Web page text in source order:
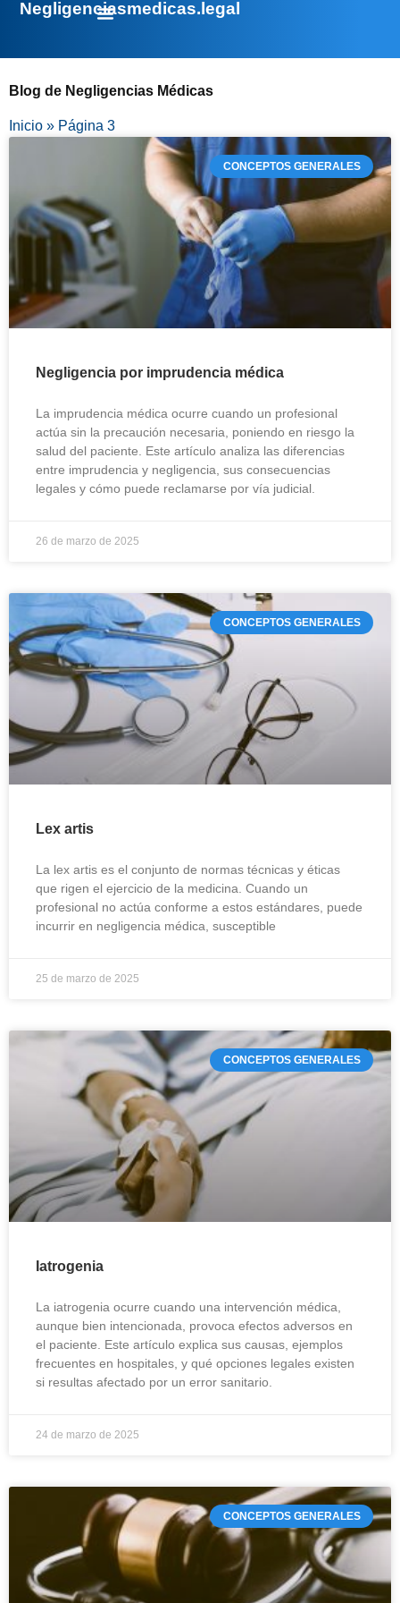
Negligenciasmedicas.legal
Blog de Negligencias Médicas
Inicio » Página 3
CONCEPTOS GENERALES
Negligencia por imprudencia médica
La imprudencia médica ocurre cuando un profesional
actúa sin la precaución necesaria, poniendo en riesgo la
salud del paciente. Este artículo analiza las diferencias
entre imprudencia y negligencia, sus consecuencias
legales y cómo puede reclamarse por vía judicial.
26 de marzo de 2025
CONCEPTOS GENERALES
Lex artis
La lex artis es el conjunto de normas técnicas y éticas
que rigen el ejercicio de la medicina. Cuando un
profesional no actúa conforme a estos estándares, puede
incurrir en negligencia médica, susceptible
25 de marzo de 2025
CONCEPTOS GENERALES
Iatrogenia
La iatrogenia ocurre cuando una intervención médica,
aunque bien intencionada, provoca efectos adversos en
el paciente. Este artículo explica sus causas, ejemplos
frecuentes en hospitales, y qué opciones legales existen
si resultas afectado por un error sanitario.
24 de marzo de 2025
CONCEPTOS GENERALES